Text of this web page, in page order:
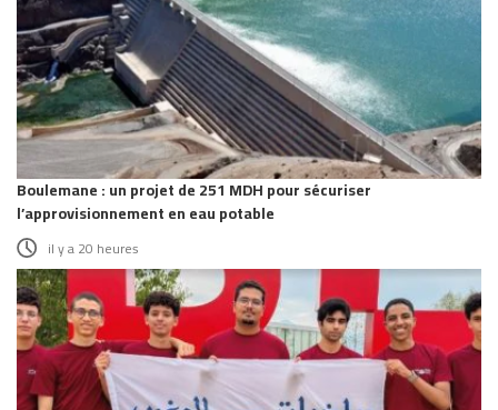
Boulemane : un projet de 251 MDH pour sécuriser
l’approvisionnement en eau potable
il y a 20 heures